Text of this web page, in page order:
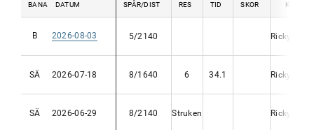
BANA DATUM SPÅR/DIST RES TID SKOR KUSK
B 2026-08-03 5/2140 Ricky
SÄ 2026-07-18 8/1640 6 34.1 Ricky
SÄ 2026-06-29 8/2140 Struken Ricky